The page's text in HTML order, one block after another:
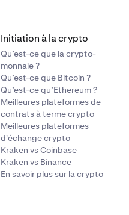
Initiation à la crypto
Qu’est-ce que la crypto-
monnaie ?
Qu’est-ce que Bitcoin ?
Qu’est-ce qu’Ethereum ?
Meilleures plateformes de
contrats à terme crypto
Meilleures plateformes
d'échange crypto
Kraken vs Coinbase
Kraken vs Binance
En savoir plus sur la crypto